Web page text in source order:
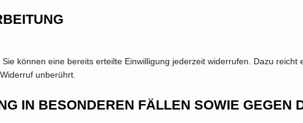
können eine bereits erteilte Einwilligung jederzeit widerrufen. Dazu reicht
unberührt.
IN BESONDEREN FÄLLEN SOWIE GEGEN